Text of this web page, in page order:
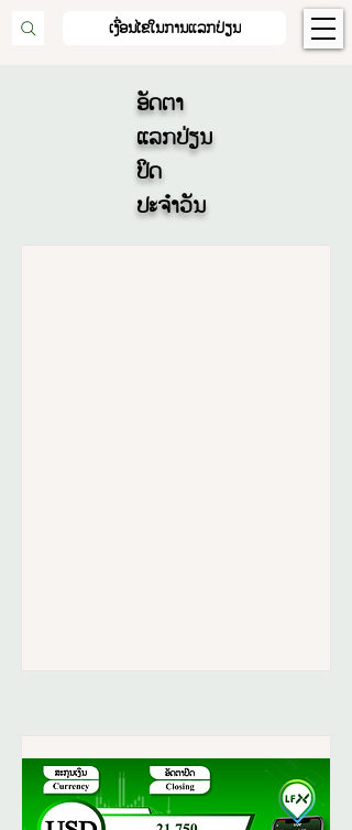
ເງື່ອນໄຂໃນການແລກປ່ຽນ
ອັດຕາ
ແລກປ່ຽນ
ປິດ
ປະຈຳວັນ